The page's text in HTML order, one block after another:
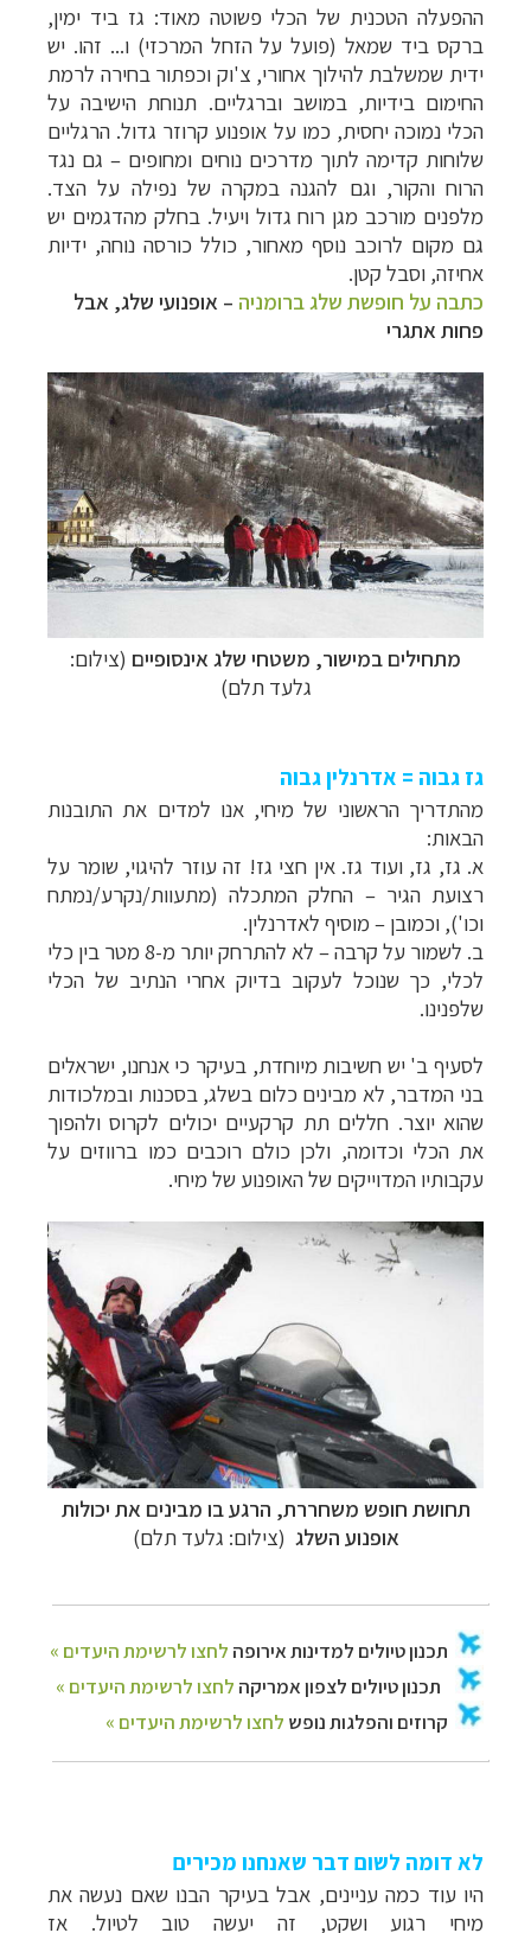
ההפעלה הטכנית של הכלי פשוטה מאוד: גז ביד ימין,
ברקס ביד שמאל (פועל על הזחל המרכזי) ו... זהו. יש
ידית שמשלבת להילוך אחורי, צ'וק וכפתור בחירה לרמת
החימום בידיות, במושב וברגליים. תנוחת הישיבה על
הכלי נמוכה יחסית, כמו על אופנוע קרוזר גדול. הרגליים
שלוחות קדימה לתוך מדרכים נוחים ומחופים –גם נגד
הרוח והקור, וגם להגנה במקרה של נפילה על הצד.
מלפנים מורכב מגן רוח גדול ויעיל. בחלק מהדגמים יש
גם מקום לרוכב נוסף מאחור, כולל כורסה נוחה, ידיות
אחיזה, וסבל קטן.
כתבה על חופשת שלג ברומניה – אופנועי שלג, אבל
פחות אתגרי
מתחילים במישור, משטחי שלג אינסופיים (צילום:
גלעד תלם)
גז גבוה = אדרנלין גבוה
מהתדריך הראשוני של מיחי, אנו למדים את התובנות
הבאות:
א. גז, גז, ועוד גז. אין חצי גז! זה עוזר להיגוי, שומר על
רצועת הגיר – החלק המתכלה (מתעוות/נקרע/נמתח
וכו'), וכמובן – מוסיף לאדרנלין.
ב. לשמור על קרבה–
לא להתרחק יותר מ-8 מטר בין כלי
לכלי, כך שנוכל לעקוב בדיוק אחרי הנתיב של הכלי
שלפנינו.
לסעיף ב' יש חשיבות מיוחדת, בעיקר כי אנחנו, ישראלים
בני המדבר, לא מבינים כלום בשלג, בסכנות ובמלכודות
שהוא יוצר. חללים תת קרקעיים יכולים לקרוס ולהפוך
את הכלי וכדומה, ולכן כולם רוכבים כמו ברווזים על
עקבותיו המדוייקים של האופנוע של מיחי.
תחושת חופש משחררת, הרגע בו מבינים את יכולות
אופנוע השלג (צילום: גלעד תלם)
תכנוןטיולים למדינות אירופהלחצו לרשימת היעדים »
תכנוןטיולים לצפון אמריקהלחצו לרשימת היעדים »
קרוזים והפלגות נופשלחצו לרשימת היעדים »
לא דומה לשום דבר שאנחנו מכירים
היו עוד כמה עניינים, אבל בעיקר הבנו שאם נעשה את
מיחי רגוע ושקט, זה יעשה טוב לטיול. אז